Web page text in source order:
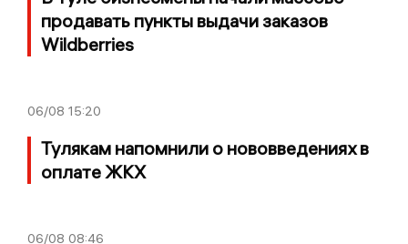
продавать пункты выдачи заказов
Wildberries
06/08 15:20
Тулякам напомнили о нововведениях в
оплате ЖКХ
06/08 08:46